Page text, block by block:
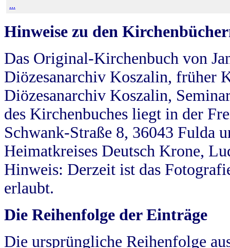
...
Hinweise zu den
Das Original-Kirchenbuch von
Diözesanarchiv Koszalin, früher
Diözesanarchiv Koszalin,
des Kirchenbuches liegt in der
Schwank-Straße 8, 36043 Fulda
Heimatkreises Deutsch Krone,
Hinweis: Derzeit ist das
erlaubt.
Die Reihenfolge der Einträge
Die ursprüngliche Reihenfolge